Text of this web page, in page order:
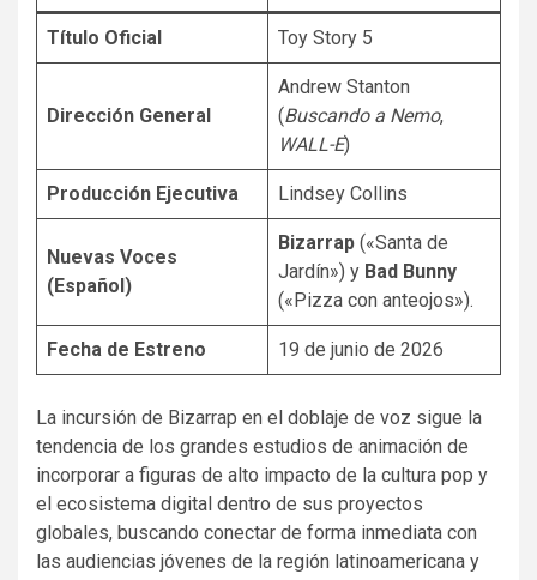
Título Oficial Toy Story 5
Dirección General
Andrew Stanton
(Buscando a Nemo,
WALL-E)
Producción Ejecutiva Lindsey Collins
Nuevas Voces
(Español)
Bizarrap («Santa de
Jardín») y Bad Bunny
(«Pizza con anteojos»).
Fecha de Estreno 19 de junio de 2026
La incursión de Bizarrap en el doblaje de voz sigue la
tendencia de los grandes estudios de animación de
incorporar a figuras de alto impacto de la cultura pop y
el ecosistema digital dentro de sus proyectos
globales, buscando conectar de forma inmediata con
las audiencias jóvenes de la región latinoamericana y